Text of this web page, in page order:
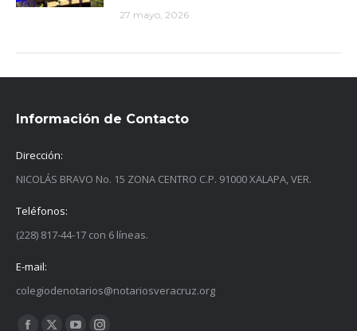
27 mayo, 2026
Información de Contacto
Dirección:
NICOLÁS BRAVO No. 15 ZONA CENTRO C.P. 91000 XALAPA, VER.
Teléfonos:
(228) 817-44-17 con 6 líneas.
E-mail:
colegiodenotarios@notariosveracruz.org
Find us on: